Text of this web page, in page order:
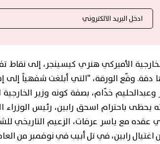
الأميركي هنري كيسينجر، إلى
بعدها دقة. وقّع الورقة، "التي أبلغت شفهياً
خدّام، بصفة كونه وزير
يحظى باحترام اسحق رابين، رئيس الوزراء
عقده مع ياسر عرفات، الزعيم التاريخي
رابين، في تل أبيب في نوفمبر من العام